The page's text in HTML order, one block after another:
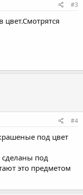
#3
цвет.Смотрятся
#4
под цвет
сделаны под
это предметом